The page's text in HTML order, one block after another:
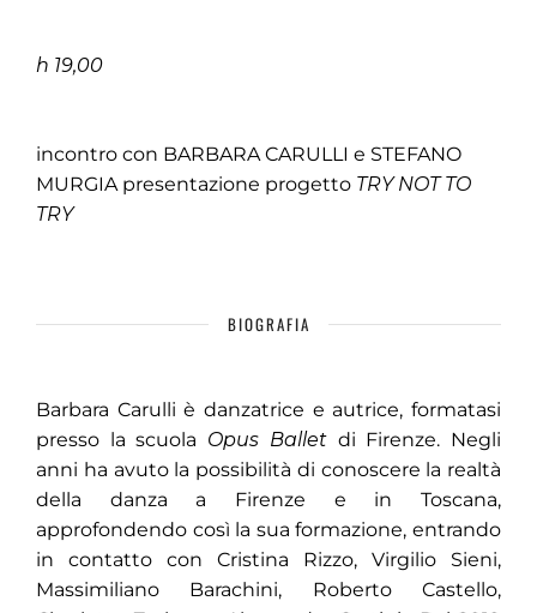
h 19,00
incontro con BARBARA CARULLI e STEFANO
MURGIA presentazione progetto TRY NOT TO
TRY
BIOGRAFIA
Barbara Carulli è danzatrice e autrice, formatasi
presso la scuola Opus Balletdi Firenze. Negli
anni ha avuto la possibilità di conoscere la realtà
della danza a Firenze e in Toscana,
approfondendo così la sua formazione, entrando
in contatto con Cristina Rizzo, Virgilio Sieni,
Massimiliano Barachini, Roberto Castello,